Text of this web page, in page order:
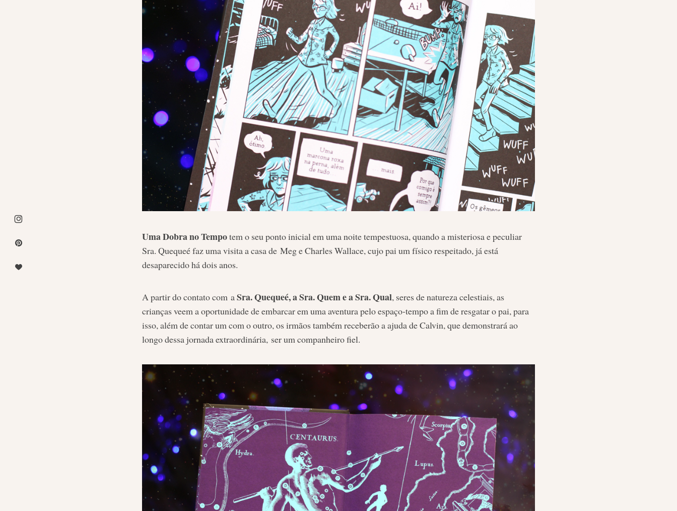
Uma Dobra no Tempotem o seu ponto inicial em uma noite tempestuosa, quando a misteriosa e peculiar
Sra. Quequeé faz uma visita a casa de Meg e Charles Wallace, cujo pai um físico respeitado, já está
desaparecido há dois anos.
A partir do contato com aSra. Quequeé, a Sra. Quem e a Sra. Qual, seres de natureza celestiais, as
crianças veem a oportunidade de embarcar em uma aventura pelo espaço-tempo a fim de resgatar o pai, para
isso, além de contar um com o outro, os irmãos também receberão a ajuda de Calvin, que demonstrará ao
longo dessa jornada extraordinária, ser um companheiro fiel.